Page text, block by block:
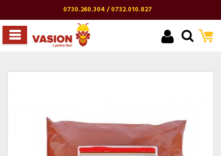
0730.260.304 / 0732.010.827